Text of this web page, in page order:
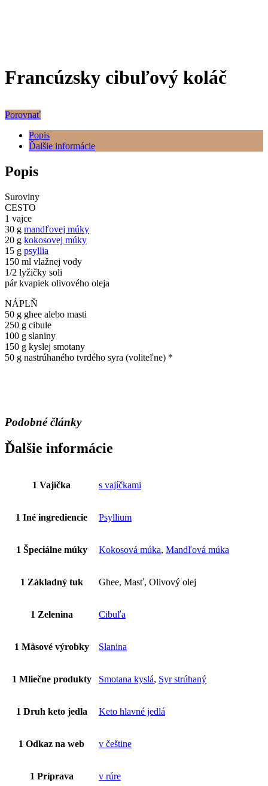
Francúzsky cibuľový koláč
Porovnať
Popis
Ďalšie informácie
Popis
Suroviny
CESTO
1 vajce
30 g mandľovej múky
20 g kokosovej múky
15 g psyllia
150 ml vlažnej vody
1/2 lyžičky soli
pár kvapiek olivového oleja
NÁPLŇ
50 g ghee alebo masti
250 g cibule
100 g slaniny
150 g kyslej smotany
50 g nastrúhaného tvrdého syra (voliteľne) *
Podobné články
Ďalšie informácie
1 Vajíčka s vajíčkami
1 Iné ingrediencie Psyllium
1 Špeciálne múky Kokosová múka, Mandľová múka
1 Základný tuk Ghee, Masť, Olivový olej
1 Zelenina Cibuľa
1 Mäsové výrobky Slanina
1 Mliečne produkty Smotana kyslá, Syr strúhaný
1 Druh keto jedla Keto hlavné jedlá
1 Odkaz na web v češtine
1 Príprava v rúre